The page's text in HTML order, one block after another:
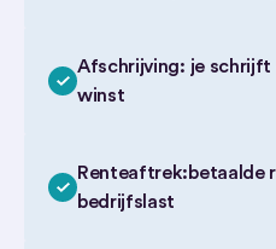
Afschrijving: je schrijft
winst
Renteaftrek:betaalde
bedrijfslast